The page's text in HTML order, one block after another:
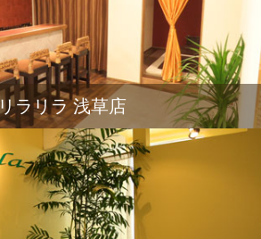
リラリラ 浅草店